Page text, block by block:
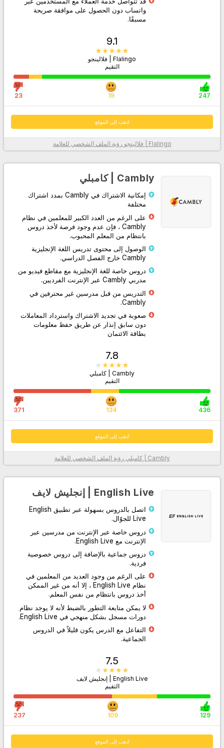
واتساب دون الحصول على موافقة صريحة
مسبقًا.
9.1
Flalingo | فلالينجو
التقيم
247
19
23
اذهب إلى الموقع
بفضل خوارزمية Flalingo | فلالينجو الذكية لاختيار المعلم، والتي تحدد الأنسب
لك من بين أكثر من 1600 مدرس لغة إنجليزية محترف، فقد قاموا بإدراج
مع نظام الدورة المصمم لك لممارسة التحدث أو تعلم اللغة الإنجليزية بشكل
منهجي، فقد زادوا من كفاءة التعلم من خلال تسهيل متابعة الدرس عليك وعلى
من خلال توفير وصول غير محدود إلى محتوى مطبعة جامعة أكسفورد، فقد
دعموا نظامهم الأساسي بمواد احترافية مكتوبة ومسموعة ومرئية داخل
بفضل خدمة العملاء الخاصة بهم، والتي توفر دعمًا على مدار الساعة طوال
أيام الأسبوع عبر الهاتف وWhatsApp ونظام الدردشة الحية، يمكنهم حل
اذهب إلى الموقع
Flalingo | فلالينجو رؤية الملف الشخصي للعلامة
Cambly | كامبلي
إمكانية الاشتراك في Cambly بمدد اشتراك
مختلفة
على الرغم من العدد الكبير للمعلمين في نظام
Cambly ، فإن عدم وجود فرصة لأخذ دروس
بانتظام من المعلم المحبوب.
الوصول إلى محتوى تدريس اللغة الإنجليزية
Cambly خارج الفصل الدراسي.
دروس خاصة للغة الإنجليزية مع مقاطع فيديو من
مدربي Cambly عبر الإنترنت الفرديين.
التدريس من قبل مدرسين غير محترفين في
Cambly.
صعوبة في تجديد الاشتراك واسترداد المعاملات
دون سابق إنذار عن طريق حفظ معلومات
بطاقة الائتمان
7.8
Cambly | كامبلي
التقيم
436
134
371
اذهب إلى الموقع
اذهب إلى الموقع
Cambly | كامبلي رؤية الملف الشخصي للعلامة
English Live | إنجليش لايف
اتصل بالدروس بسهولة عبر تطبيق English
Live للجوّال.
دروس خاصة عبر الإنترنت من مدرسين عبر
الإنترنت مع English Live.
دروس جماعية بالإضافة إلى دروس خصوصية
فردية.
على الرغم من وجود العديد من المعلمين في
نظام English Live ، إلا أنه من غير الممكن
أخذ دروس بانتظام من نفس المعلم.
لا يمكن متابعة التطور بالضبط لأنه لا يوجد نظام
دورات مسجل بشكل منهجي في English Live.
التفاعل مع الدرس يكون قليلاً في الدروس
الجماعية.
7.5
English Live | إنجليش لايف
التقيم
129
109
237
اذهب إلى الموقع